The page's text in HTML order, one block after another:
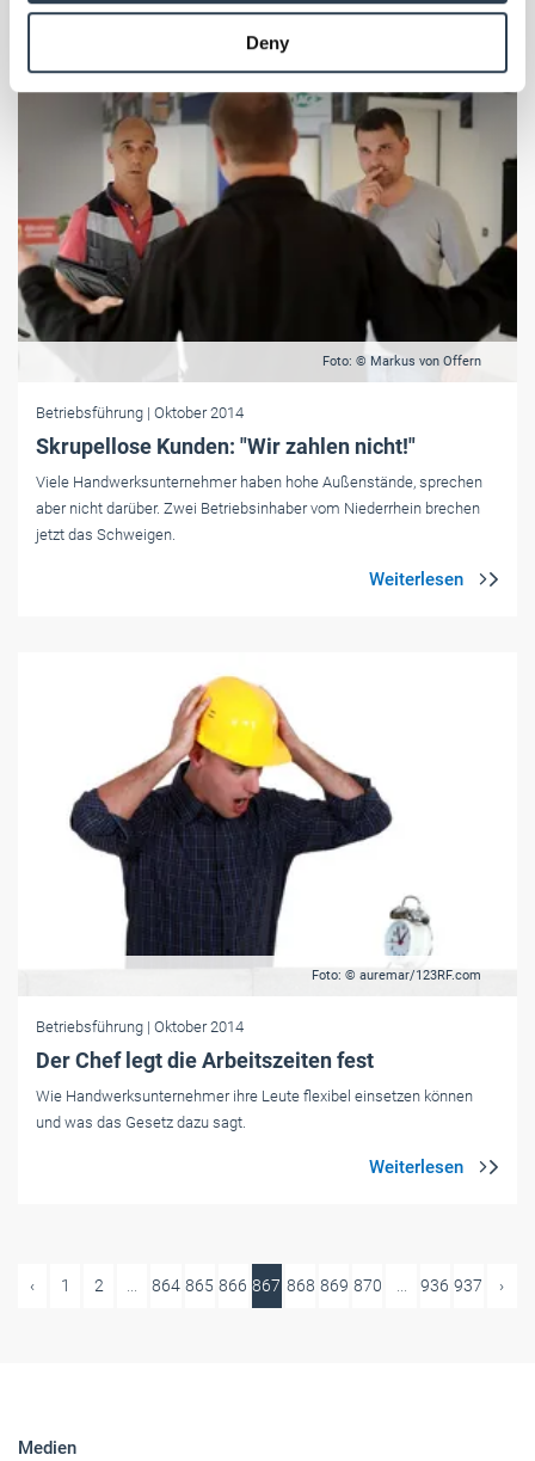
provided to them or that they’ve collected from your use
Weitere Informationen:Impressum Datenschutz
Deny
Foto: © Markus von Offern
Betriebsführung | Oktober 2014
Skrupellose Kunden: "Wir zahlen nicht!"
Viele Handwerksunternehmer haben hohe Außenstände, sprechen
aber nicht darüber. Zwei Betriebsinhaber vom Niederrhein brechen
jetzt das Schweigen.
Foto: © auremar/123RF.com
Betriebsführung | Oktober 2014
Der Chef legt die Arbeitszeiten fest
Wie Handwerksunternehmer ihre Leute flexibel einsetzen können
und was das Gesetz dazu sagt.
‹ 1 2 ... 864 865 866 867 868 869 870 ... 936 937 ›
Medien